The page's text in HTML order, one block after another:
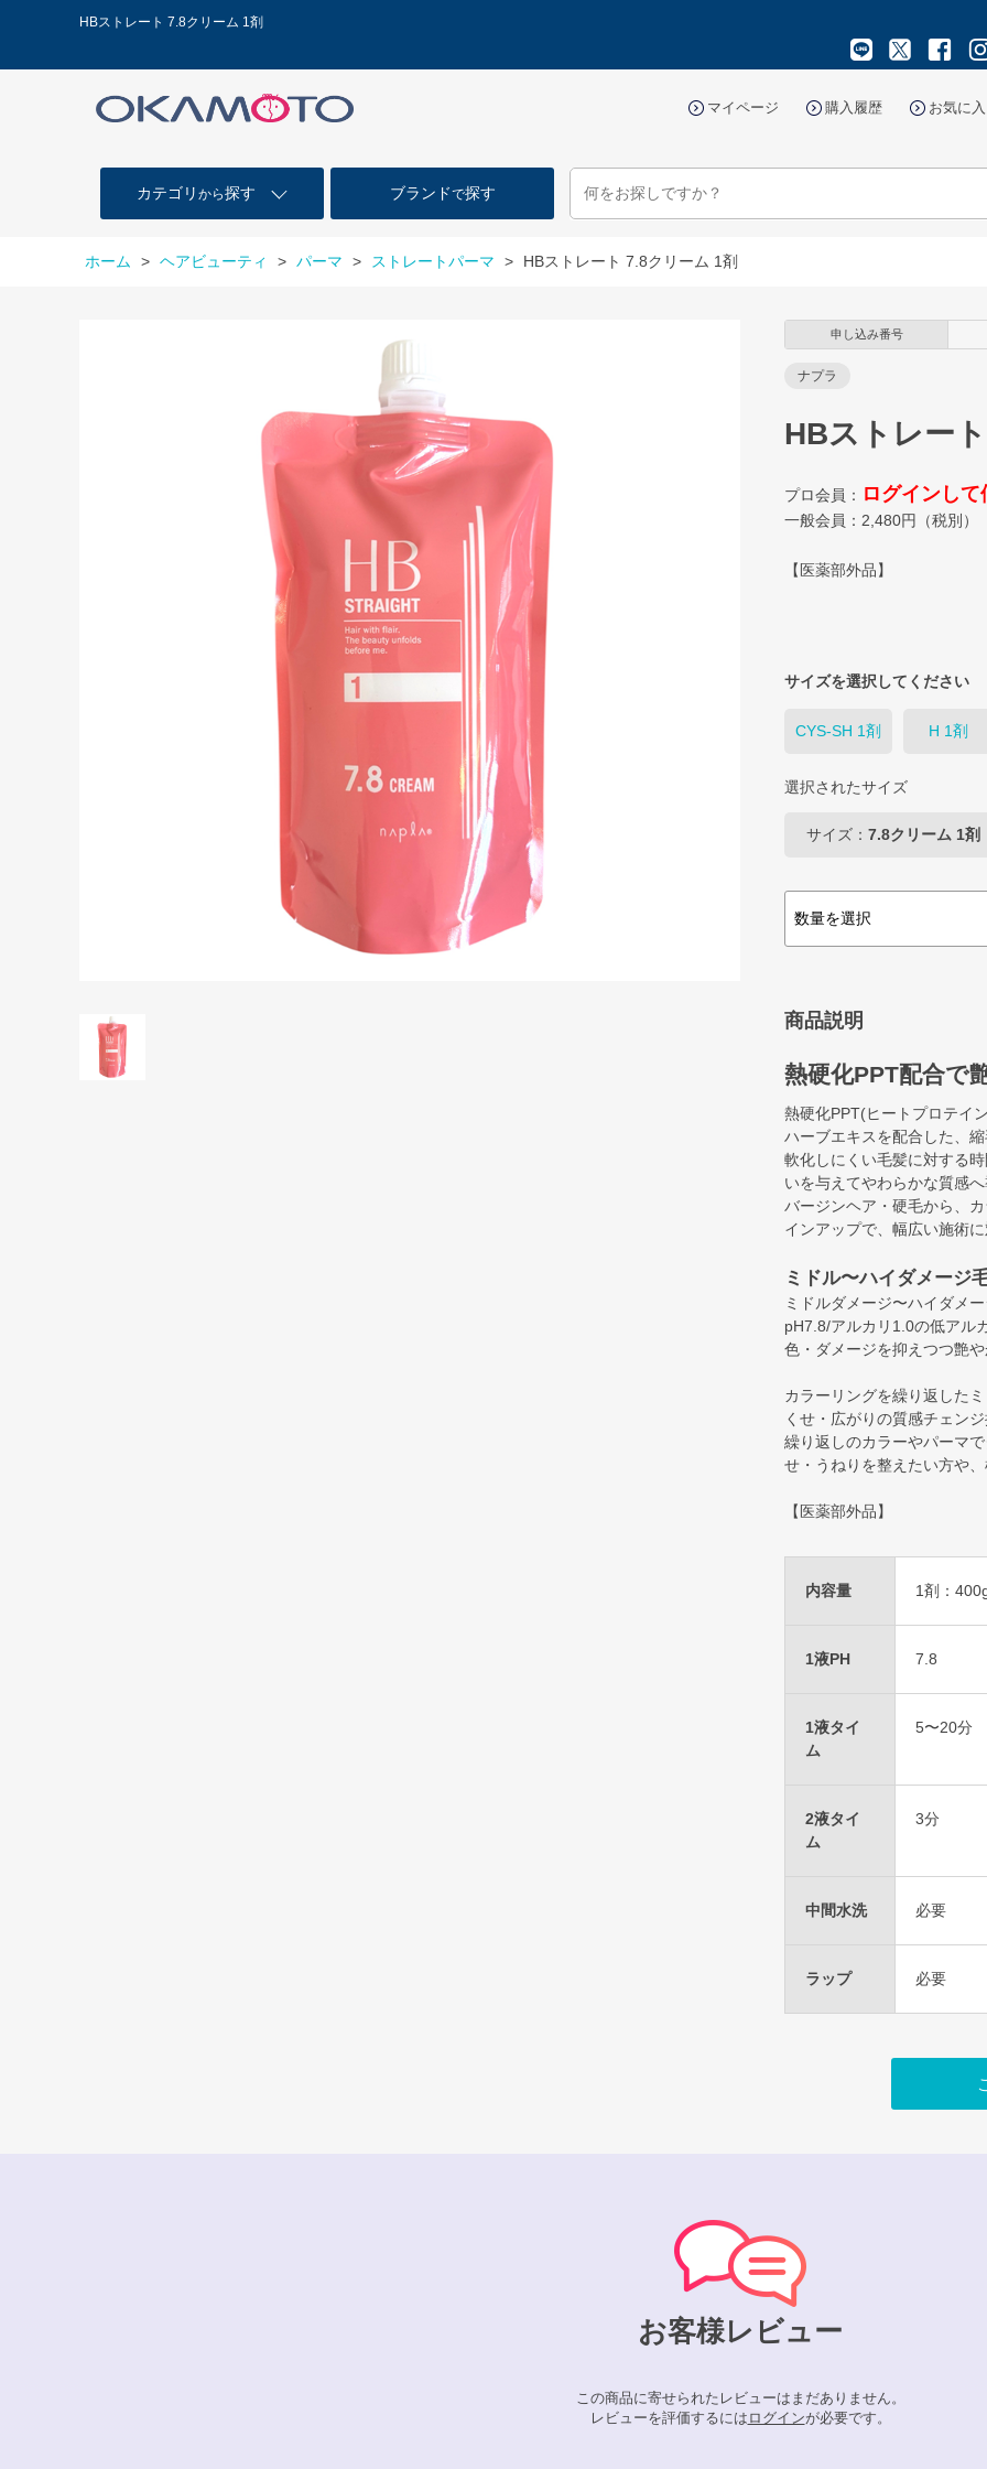
HBストレート 7.8クリーム 1剤
マイページ 購入履歴 お気に
カテゴリ から探す ブランドで探す
ホーム > ヘアビューティ > パーマ > ストレートパーマ > HBストレート 7.8クリーム 1剤
申し込み番号
ナプラ
HBストレー
プロ会員： ログインし
一般会員： 2,480円（税別）
【医薬部外品】
サイズを選択してください
CYS-SH 1剤 H 1剤
選択されたサイズ
サイズ： 7.8クリーム 1剤
商品説明
熱硬化PPT配合で
熱硬化PPT(ヒートプロテイ
ハーブエキスを配合した、
軟化しにくい毛髪に対する
いを与えてやわらかな質感
バージンヘア・硬毛から、
インアップで、幅広い施術
ミドル〜ハイダメージ
ミドルダメージ〜ハイダメ
pH7.8/アルカリ1.0の低アル
色・ダメージを抑えつつ艶
カラーリングを繰り返した
くせ・広がりの質感チェン
繰り返しのカラーやパーマ
せ・うねりを整えたい方や
【医薬部外品】
内容量 1剤：
1液PH 7.8
1液タイ
ム
5〜20分
2液タイ
ム
3分
中間水洗 必要
ラップ 必要
お客様レビュー
この商品に寄せられたレビューはまだありません。
レビューを評価するには ログインが必要です。